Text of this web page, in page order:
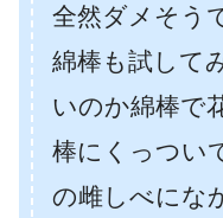
全然ダメそう
綿棒も試して
いのか綿棒で
棒にくっつい
の雌しべにな